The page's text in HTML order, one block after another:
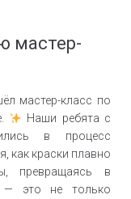
с микрофоном и,
мастер-
мастер-класс по
Наши ребята с
в процесс
как краски плавно
превращаясь в
— это не только